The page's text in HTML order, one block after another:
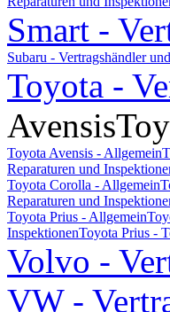
Smart -
Subaru - Vertragshändler
Toyota -
Avensis
Toyota Avensis - Allgemein
Reparaturen und
Toyota Corolla - Allgemein
Reparaturen und
Toyota Prius - Allgemein
InspektionenToyota Prius -
Volvo -
VW -